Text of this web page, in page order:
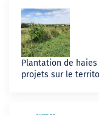
Plantation de haies
projets sur le